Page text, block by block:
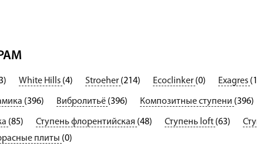
White Hills (4) Stroeher (214) Ecoclinker (0) Exagres
(396) Вибролитьё (396) Композитные ступени (396)
(85) Ступень флорентийская (48) Ступень loft (63)
плиты (0)